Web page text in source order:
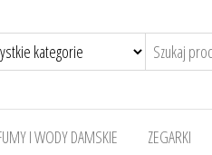
I WODY DAMSKIE ZEGARKI